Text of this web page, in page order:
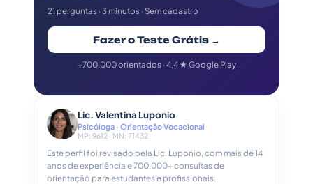
21 perguntas · 3 minutos · Sem cadastro
Fazer o Teste Grátis →
+700.000 orientados · 4.4 ★ Google Play
Lic. Valentina Luponio
Psicóloga · Orientação Vocacional
MP: 9612 · MN: 71432
Este perfil foi revisado pela Lic. Luponio, com mais de 14
anos de experiência e 700.000+ consultas de
orientação para estudantes e profissionais.